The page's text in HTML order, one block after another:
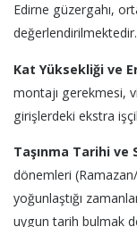
Edirne güzergahı,
değerlendirilmektedir.
Kat Yüksekliği ve
montajı gerekmesi,
girişlerdeki ekstra
Taşınma Tarihi ve
dönemleri
yoğunlaştığı
uygun tarih bulmak